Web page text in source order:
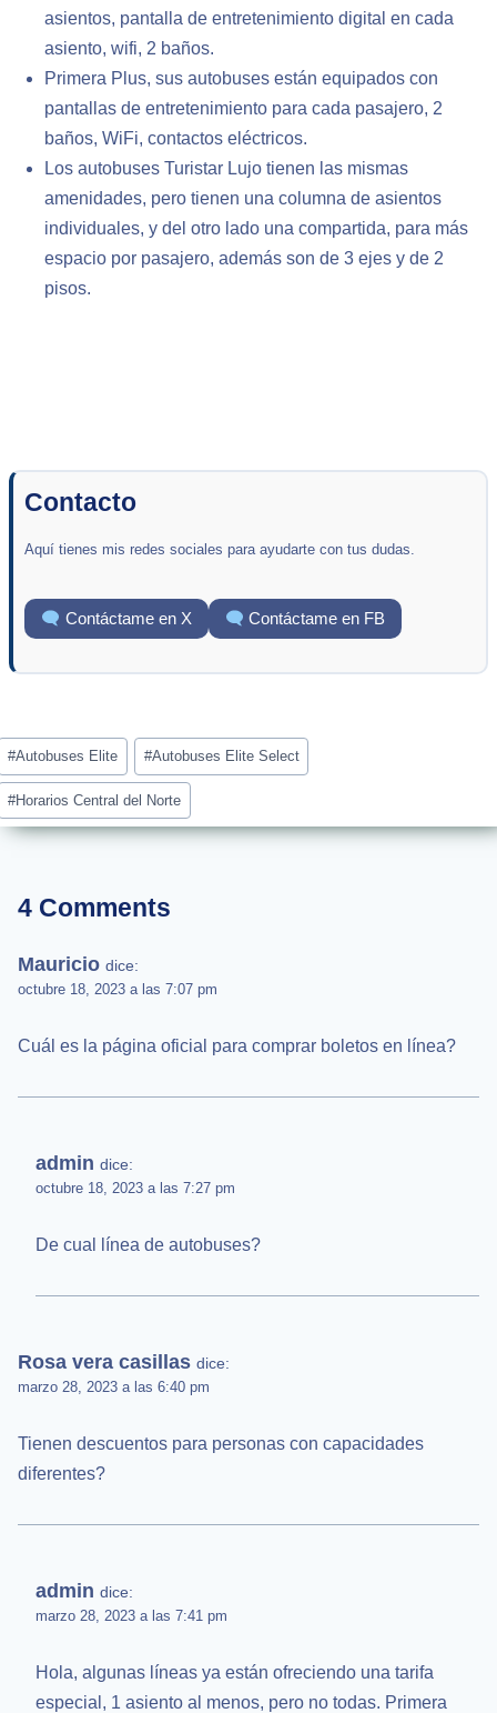
asientos, pantalla de entretenimiento digital en cada
asiento, wifi, 2 baños.
Primera Plus, sus autobuses están equipados con
pantallas de entretenimiento para cada pasajero, 2
baños, WiFi, contactos eléctricos.
Los autobuses Turistar Lujo tienen las mismas
amenidades, pero tienen una columna de asientos
individuales, y del otro lado una compartida, para más
espacio por pasajero, además son de 3 ejes y de 2
pisos.
Contacto
Aquí tienes mis redes sociales para ayudarte con tus dudas.
Contáctame en X Contáctame en FB
#Autobuses Elite #Autobuses Elite Select
#Horarios Central del Norte
4 Comments
Mauricio dice:
octubre 18, 2023 a las 7:07 pm
Cuál es la página oficial para comprar boletos en línea?
admin dice:
octubre 18, 2023 a las 7:27 pm
De cual línea de autobuses?
Rosa vera casillas dice:
marzo 28, 2023 a las 6:40 pm
Tienen descuentos para personas con capacidades
diferentes?
admin dice:
marzo 28, 2023 a las 7:41 pm
Hola, algunas líneas ya están ofreciendo una tarifa
especial, 1 asiento al menos, pero no todas. Primera